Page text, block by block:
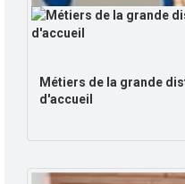
Métiers de la grande
d'accueil